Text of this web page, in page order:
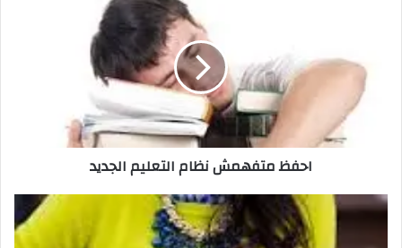
احفظ متفهمش نظام التعليم الجديد